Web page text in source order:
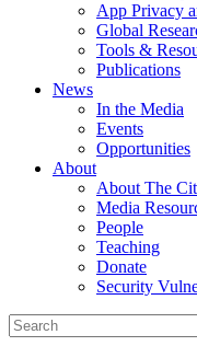
App Privacy
Global
Tools &
Publications
News
In the Media
Events
Opportunities
About
About The
Media
People
Teaching
Donate
Security